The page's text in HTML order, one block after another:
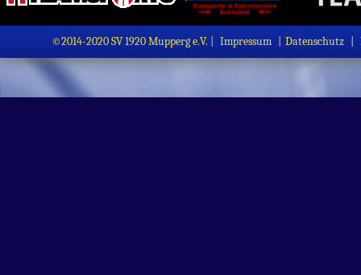
©2014-2020 SV 1920 Mupperg e.V. | Impressum Datenschutz